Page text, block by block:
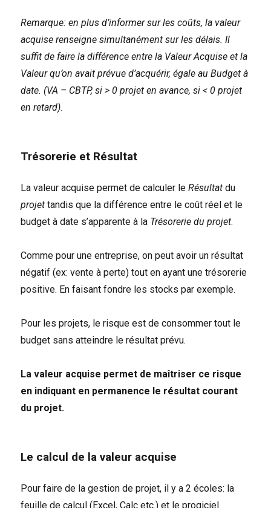
Remarque: en plus d’informer sur les coûts, la valeur
acquise renseigne simultanément sur les délais. Il
suffit de faire la différence entre la Valeur Acquise et la
Valeur qu’on avait prévue d’acquérir, égale au Budget à
date. (VA – CBTP, si > 0 projet en avance, si < 0 projet
en retard).
Trésorerie et Résultat
La valeur acquise permet de calculer leRésultatdu
projet tandis que la différence entre le coût réel et le
budget à date s’apparente à la Trésorerie du projet.
Comme pour une entreprise, on peut avoir un résultat
négatif (ex: vente à perte) tout en ayant une trésorerie
positive. En faisant fondre les stocks par exemple.
Pour les projets, le risque est de consommer tout le
budget sans atteindre le résultat prévu.
La valeur acquise permet de maîtriser ce risque
en indiquant en permanence le résultat courant
du projet.
Le calcul de la valeur acquise
Pour faire de la gestion de projet, il y a 2 écoles: la
feuille de calcul (Excel, Calc etc.) et le progiciel.